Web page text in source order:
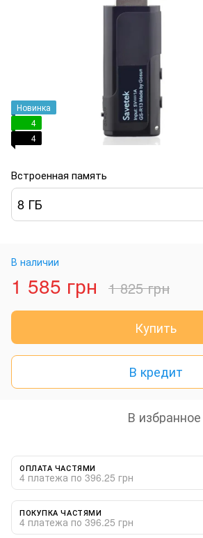
Новинка
4
4
Встроенная память
8 ГБ
В наличии
1 585 грн 1 825 грн
Купить
В кредит
В избранное
ОПЛАТА ЧАСТЯМИ
4 платежа по 396.25 грн
ПОКУПКА ЧАСТЯМИ
4 платежа по 396.25 грн